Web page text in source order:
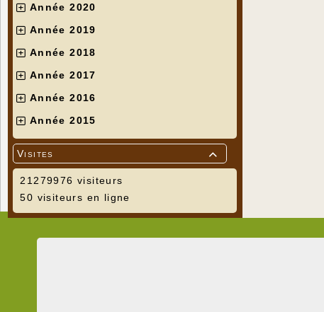
Année 2020
Année 2019
Année 2018
Année 2017
Année 2016
Année 2015

Visites
21279976 visiteurs
50 visiteurs en ligne